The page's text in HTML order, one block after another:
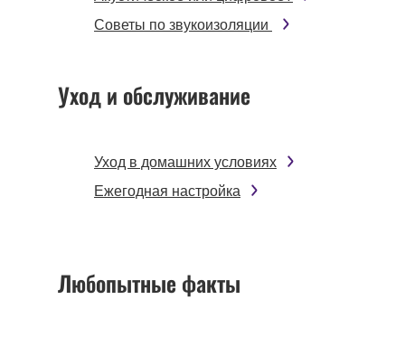
Советы по звукоизоляции
Уход и обслуживание
Уход в домашних условиях
Ежегодная настройка
Любопытные факты